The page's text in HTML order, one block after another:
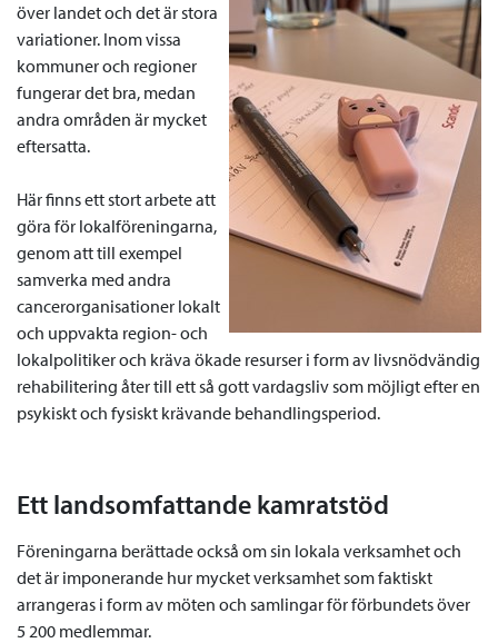
över landet och det är stora
variationer. Inom vissa
kommuner och regioner
fungerar det bra, medan
andra områden är mycket
eftersatta.
Här finns ett stort arbete att
göra för lokalföreningarna,
genom att till exempel
samverka med andra
cancerorganisationer lokalt
och uppvakta region- och
lokalpolitiker och kräva ökade resurser i form av livsnödvändig
rehabilitering åter till ett så gott vardagsliv som möjligt efter en
psykiskt och fysiskt krävande behandlingsperiod.
Ett landsomfattande kamratstöd
Föreningarna berättade också om sin lokala verksamhet och
det är imponerande hur mycket verksamhet som faktiskt
arrangeras i form av möten och samlingar för förbundets över
5 200 medlemmar.